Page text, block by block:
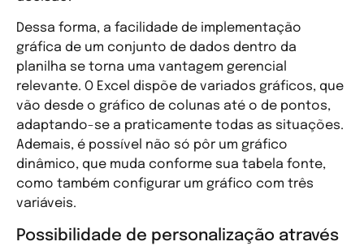
Dessa forma, a facilidade de implementação
gráfica de um conjunto de dados dentro da
planilha se torna uma vantagem gerencial
relevante. O Excel dispõe de variados gráficos, que
vão desde o gráfico de colunas até o de pontos,
adaptando-se a praticamente todas as situações.
Ademais, é possível não só pôr um gráfico
dinâmico, que muda conforme sua tabela fonte,
como também configurar um gráfico com três
variáveis.
Possibilidade de personalização através